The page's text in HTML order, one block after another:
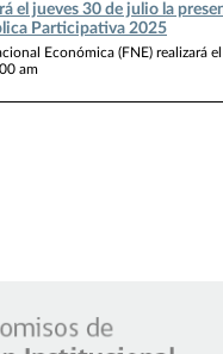
el jueves 30 de julio la
Participativa 2025
Económica (FNE) realizará
am